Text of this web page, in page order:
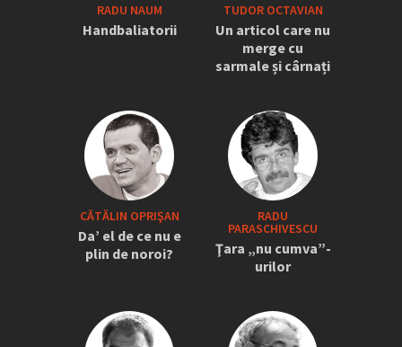
RADU NAUM
Handbaliatorii
TUDOR OCTAVIAN
Un articol care nu
merge cu
sarmale și cârnați
CĂTĂLIN OPRIŞAN
Da’ el de ce nu e
plin de noroi?
RADU
PARASCHIVESCU
Ţara „nu cumva”-
urilor